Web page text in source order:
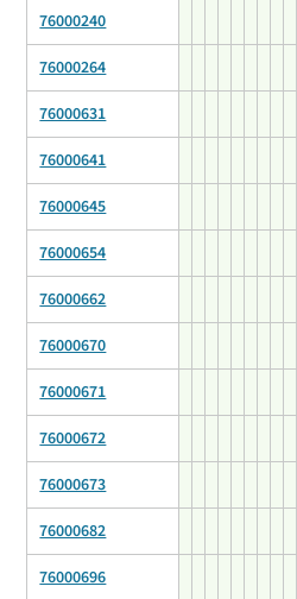
76000240
76000264
76000631
76000641
76000645
76000654
76000662
76000670
76000671
76000672
76000673
76000682
76000696